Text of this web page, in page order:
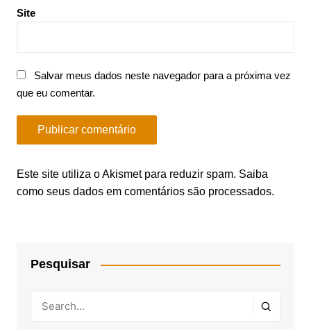
Site
Salvar meus dados neste navegador para a próxima vez
que eu comentar.
Este site utiliza o Akismet para reduzir spam. Saiba
como seus dados em comentários são processados.
Pesquisar